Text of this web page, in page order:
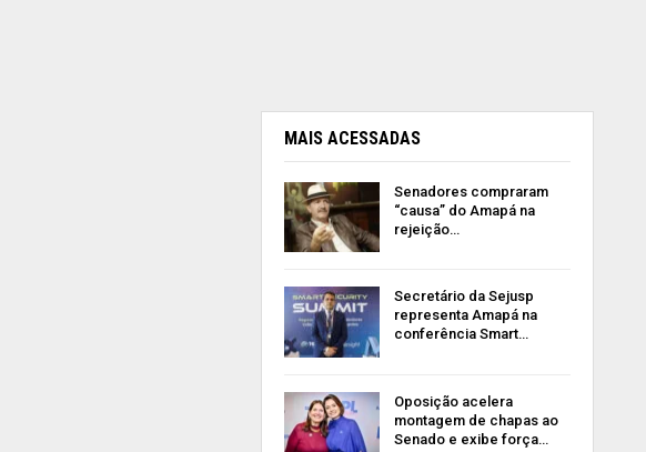
MAIS ACESSADAS
Senadores compraram
“causa” do Amapá na
rejeição…
Secretário da Sejusp
representa Amapá na
conferência Smart…
Oposição acelera
montagem de chapas ao
Senado e exibe força…